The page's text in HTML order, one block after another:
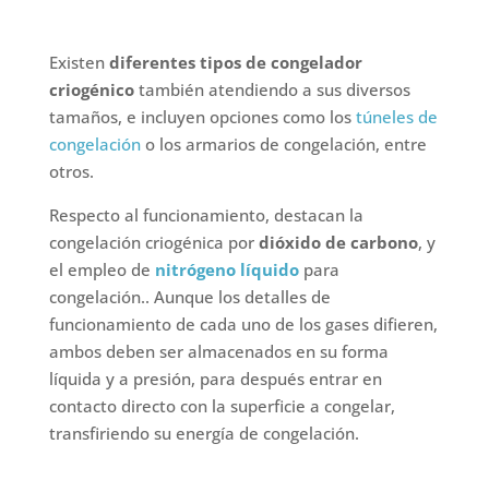
Existen diferentes tipos de congelador
criogénicotambién atendiendo a sus diversos
tamaños, e incluyen opciones como los túneles de
congelacióno los armarios de congelación, entre
otros.
Respecto al funcionamiento, destacan la
congelación criogénica por dióxido de carbono, y
el empleo de nitrógeno líquidopara
congelación.. Aunque los detalles de
funcionamiento de cada uno de los gases difieren,
ambos deben ser almacenados en su forma
líquida y a presión, para después entrar en
contacto directo con la superficie a congelar,
transfiriendo su energía de congelación.